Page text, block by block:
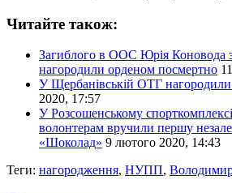
Читайте також:
Загиблого в ООС Юрія Коновода
нагородили орденом посмертно
У Щербанівській ОТГ нагородили
2020, 17:57
У Розсошенському
волонтерам вручили першу
«Шоколад» 9 лютого 2020, 14:43
Теги: нагородження, НУПП,